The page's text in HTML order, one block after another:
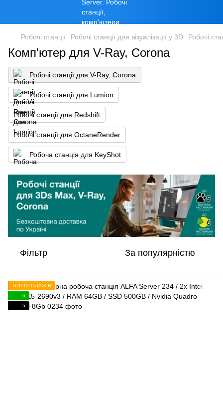
Робочі станції Робочі станції для візуалізації у 3D Робочі
Комп'ютер для V-Ray, Corona
Робочі станції для V-Ray, Corona
Робочі станції для Lumion
Робочі станції для Redshift
Робочі станції для OctaneRender
Робоча станція для KeyShot
Фільтр За популярністю
ТОП ПРОДАЖІВ
6
5